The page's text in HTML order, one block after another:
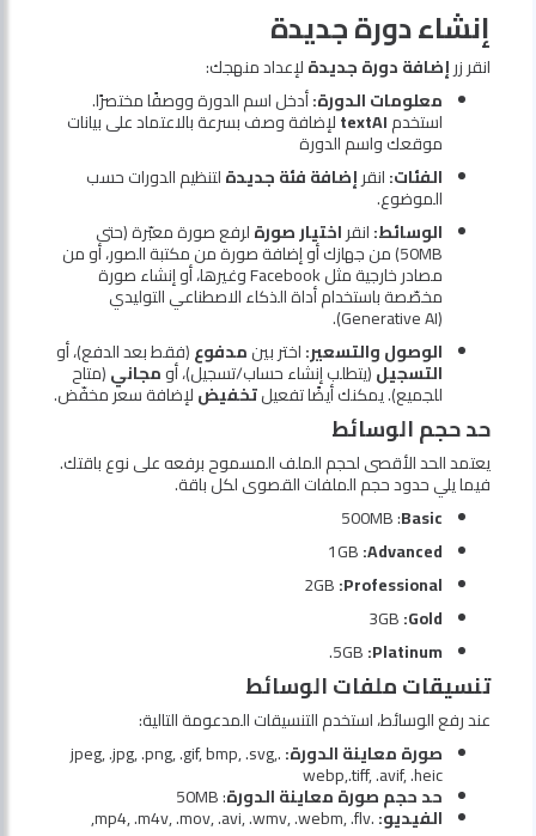
إنشاء دورة جديدة
انقر زرإضافة دورة جديدةلإعداد منهجك:
معلومات الدورة:أدخل اسم الدورة ووصفًا مختصرًا.
استخدمtextAIلإضافة وصف بسرعة بالاعتماد على بيانات
موقعك واسم الدورة
الفئات:انقرإضافة فئة جديدةلتنظيم الدورات حسب
الموضوع.
الوسائط:انقراختيار صورةلرفع صورة معبّرة (حتى
50MB) من جهازك أو إضافة صورة من مكتبة الصور، أو من
مصادر خارجية مثل Facebook وغيرها، أو إنشاء صورة
مخصّصة باستخدام أداة الذكاء الاصطناعي التوليدي
(Generative AI).
الوصول والتسعير:اختر بينمدفوع(فقط بعد الدفع)، أو
التسجيل(يتطلب إنشاء حساب/تسجيل)، أومجاني(متاح
للجميع). يمكنك أيضًا تفعيلتخفيضلإضافة سعر مخفّض.
حد حجم الوسائط
يعتمد الحد الأقصى لحجم الملف المسموح برفعه على نوع باقتك.
فيما يلي حدود حجم الملفات القصوى لكل باقة.
Basic
: ‏500MB
Advanced:
Professional:
Gold:
Platinum:
تنسيقات ملفات الوسائط
عند رفع الوسائط، استخدم التنسيقات المدعومة التالية:
صورة معاينة الدورة:
.jpeg, .jpg, .png, .gif, bmp, .svg,
webp,.tiff, .avif, .heic
حد حجم صورة معاينة الدورة: ‏50MB
الفيديو:.mp4, .m4v, .mov, .avi, .wmv, .webm, .flv,